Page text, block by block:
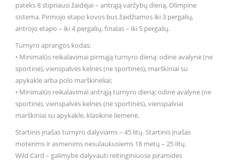
pateks 8 stipriausi žaidėjai – antrąją varžybų dieną, Olimpine
sistema. Pirmojo etapo kovos bus žaidžiamos iki 3 pergalių,
antrojo etapo – iki 4 pergalių, finalas – iki 5 pergalių.
Turnyro aprangos kodas:
• Minimalūs reikalavimai pirmąją turnyro dieną: odinė avalynė (ne
sportinė), vienspalvės kelnės (ne sportinės), marškiniai su
apykakle arba polo marškinėliai;
• Minimalūs reikalavimai antrąją turnyro dieną: odinė avalynė (ne
sportinė), vienspalvės kelnės (ne sportinės), vienspalviai
marškiniai su apykakle, klasikinė liemenė.
Startinis įnašas turnyro dalyviams – 45 litų. Startinis įnašas
moterims ir asmenims nesulaukusiems 18 metų – 25 litų.
Wild Card – galimybė dalyvauti reitinginiuose piramidės